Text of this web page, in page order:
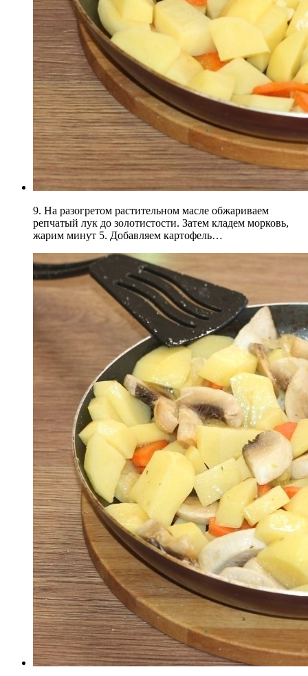
9. На разогретом растительном масле обжариваем
репчатый лук до золотистости. Затем кладем морковь,
жарим минут 5. Добавляем картофель…